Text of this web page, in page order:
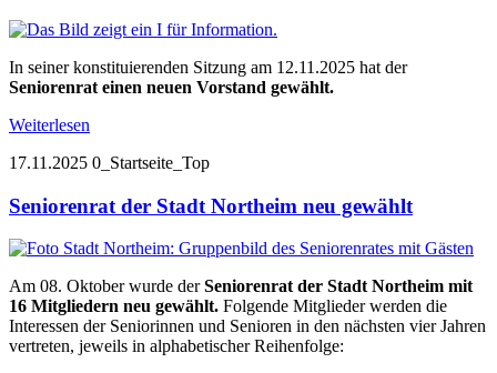
In seiner konstituierenden Sitzung am 12.11.2025 hat der
Seniorenrat einen neuen Vorstand gewählt.
Weiterlesen
17.11.2025 0_Startseite_Top
Seniorenrat der Stadt Northeim neu gewählt
Am 08. Oktober wurde derSeniorenrat der Stadt Northeim mit
16 Mitgliedern neu gewählt. Folgende Mitglieder werden die
Interessen der Seniorinnen und Senioren in den nächsten vier Jahren
vertreten, jeweils in alphabetischer Reihenfolge: